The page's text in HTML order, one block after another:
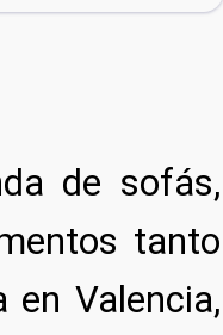
de sofás,
tanto
en Valencia,